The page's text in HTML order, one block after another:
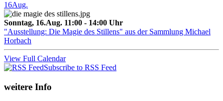
16Aug.
Sonntag, 16.Aug. 11:00 - 14:00 Uhr
"Ausstellung: Die Magie des Stillens" aus der Sammlung Michael
Horbach
View Full Calendar
Subscribe to RSS Feed
weitere Info